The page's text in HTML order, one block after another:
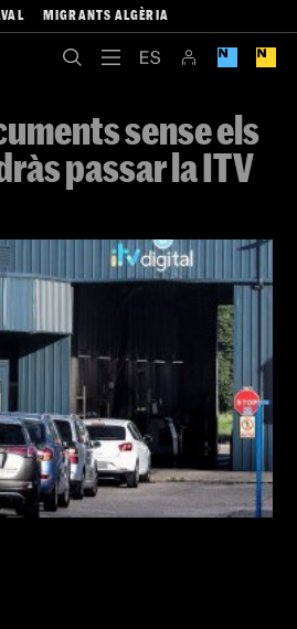
MIGRANTS ALGÈRIA
sense els
passar la ITV